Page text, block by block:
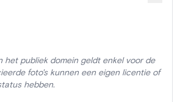
het publiek domein geldt enkel voor de
foto's kunnen een eigen licentie of
hebben.